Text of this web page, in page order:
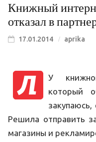
Книжный
отказал в
17.01.2014 aprika
У
который
закупаюсь,
Решила отправить
магазины и